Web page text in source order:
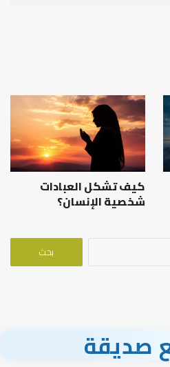
كيف تشكل العبادات
شخصية الإنسان؟
البحث
صديقة